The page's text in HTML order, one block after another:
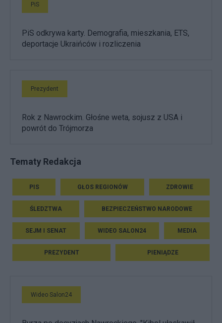
PiS
PiS odkrywa karty. Demografia, mieszkania, ETS,
deportacje Ukraińców i rozliczenia
Prezydent
Rok z Nawrockim. Głośne weta, sojusz z USA i
powrót do Trójmorza
Tematy Redakcja
PIS GŁOS REGIONÓW ZDROWIE
ŚLEDZTWA BEZPIECZEŃSTWO NARODOWE
SEJM I SENAT WIDEO SALON24 MEDIA
PREZYDENT PIENIĄDZE
Wideo Salon24